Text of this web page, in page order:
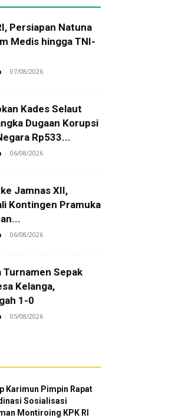
Persiapan Natuna
Medis hingga TNI-
- 07/08/2026
Kades Selaut
Dugaan Korupsi
Rp533...
- 06/08/2026
Jamnas XII,
Kontingen Pramuka
- 06/08/2026
Turnamen Sepak
Kelanga,
1-0
- 05/08/2026
Karimun Pimpin Rapat
Sosialisasi
Montiroing KPK RI